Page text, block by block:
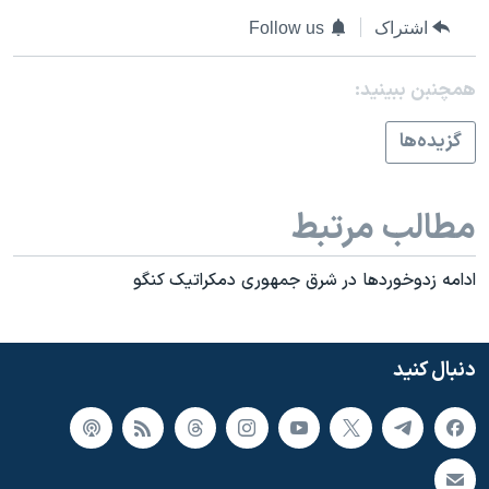
نرگس محمدی برنده جایزه نوبل صلح
همایش محافظه‌کاران آمریکا «سی‌پک»
صفحه‌های ویژه
سفر پرزیدنت ترامپ به چین
اشتراک Follow us
همچنبن ببینید:
گزيده‌ها
مطالب مرتبط
ادامه زدوخوردها در شرق جمهوری دمکراتيک کنگو
دنبال کنید